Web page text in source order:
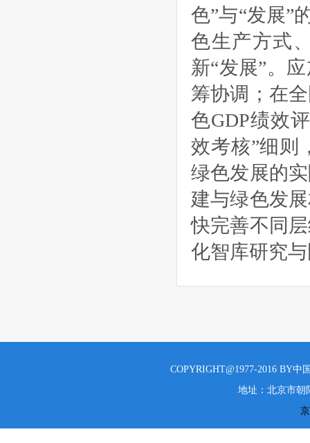
色”与“发展”
色生产方式
新“发展”。
筹协调；在
色GDP绩效
效考核”细则
绿色发展的
建与绿色发
快完善不同
化智库研究
COPYRIGHT@1977-2016 BY
地址：北京市朝